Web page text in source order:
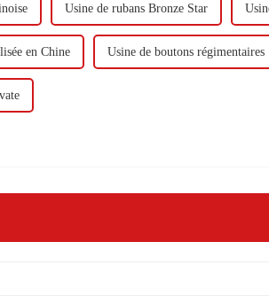
Usine de rubans Bronze Star
en Chine Usine de boutons régimentaires